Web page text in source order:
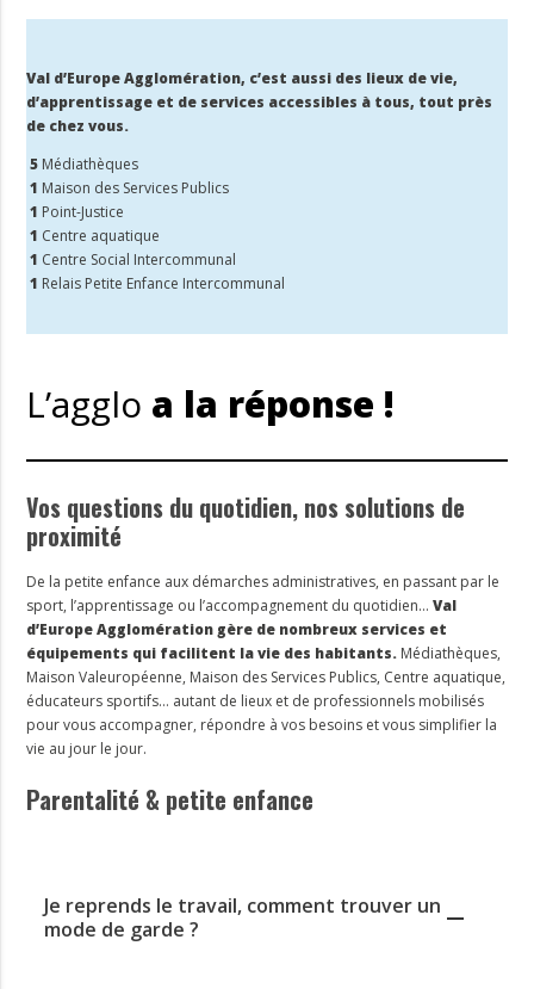
Val d’Europe Agglomération, c’est aussi des lieux de vie,
d’apprentissage et de services accessibles à tous, tout près
de chez vous.
5 Médiathèques
1 Maison des Services Publics
1 Point-Justice
1 Centre aquatique
1 Centre Social Intercommunal
1 Relais Petite Enfance Intercommunal
L’agglo a la réponse !
Vos questions du quotidien, nos solutions de
proximité
De la petite enfance aux démarches administratives, en passant par le
sport, l’apprentissage ou l’accompagnement du quotidien…Val
d’Europe Agglomération gère de nombreux services et
équipements qui facilitent la vie des habitants. Médiathèques,
Maison Valeuropéenne, Maison des Services Publics, Centre aquatique,
éducateurs sportifs… autant de lieux et de professionnels mobilisés
pour vous accompagner, répondre à vos besoins et vous simplifier la
vie au jour le jour.
Parentalité & petite enfance
Je reprends le travail, comment trouver un
mode de garde ?